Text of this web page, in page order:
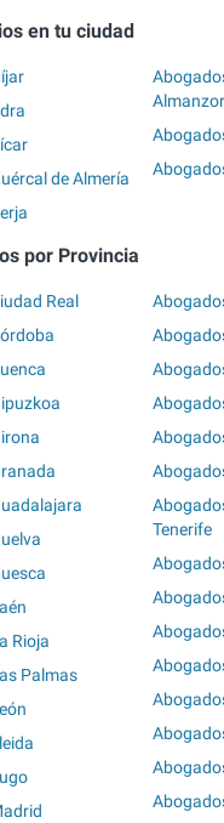
en tu ciudad
de Almería
por Provincia
Real
Rioja
Palmas
Tenerife